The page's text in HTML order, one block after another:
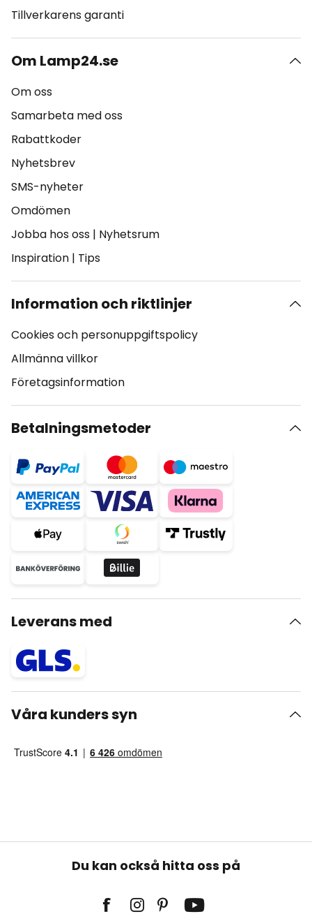
Tillverkarens garanti
Om Lamp24.se
Om oss
Samarbeta med oss
Rabattkoder
Nyhetsbrev
SMS-nyheter
Omdömen
Jobba hos oss | Nyhetsrum
Inspiration | Tips
Information och riktlinjer
Cookies och personuppgiftspolicy
Allmänna villkor
Företagsinformation
Betalningsmetoder
Leverans med
Våra kunders syn
Du kan också hitta oss på